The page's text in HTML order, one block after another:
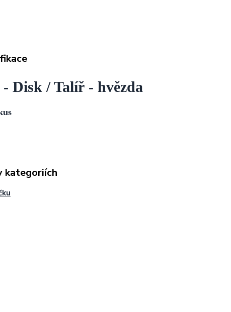
Disk / Talíř - hvězda
kategoriích